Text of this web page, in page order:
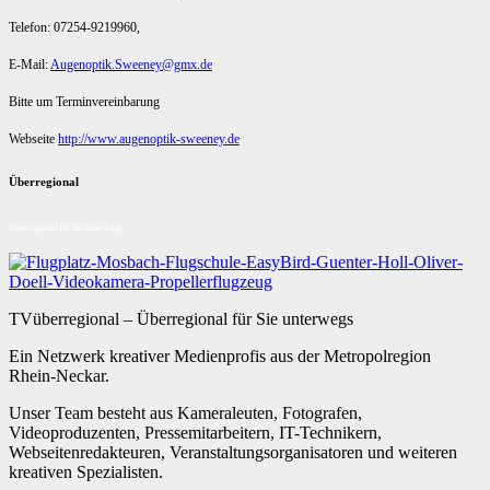
Telefon: 07254-9219960,
E-Mail:Augenoptik.Sweeney@gmx.de
Bitte um Terminvereinbarung
Webseite http://www.augenoptik-sweeney.de
Überregional
TVüberregional – Überregional für Sie unterwegs
Ein Netzwerk kreativer Medienprofis aus der Metropolregion
Rhein-Neckar.
Unser Team besteht aus Kameraleuten, Fotografen,
Videoproduzenten, Pressemitarbeitern, IT-Technikern,
Webseitenredakteuren, Veranstaltungsorganisatoren und weiteren
kreativen Spezialisten.